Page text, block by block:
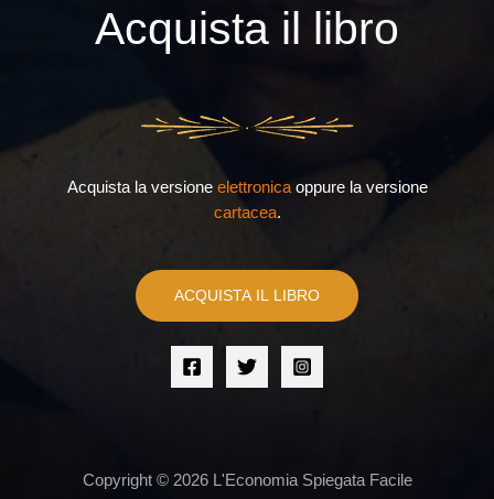
Acquista il libro
Acquista la versione elettronicaoppure la versione
cartacea.
ACQUISTA IL LIBRO
Copyright © 2026 L'Economia Spiegata Facile